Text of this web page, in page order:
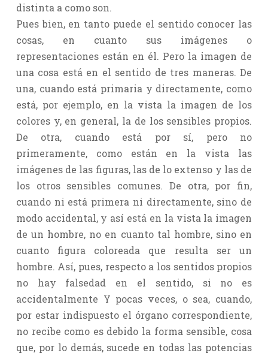
distinta a como son.
Pues bien, en tanto puede el sentido conocer las
cosas, en cuanto sus imágenes o
representaciones están en él. Pero la imagen de
una cosa está en el sentido de tres maneras. De
una, cuando está primaria y directamente, como
está, por ejemplo, en la vista la imagen de los
colores y, en general, la de los sensibles propios.
De otra, cuando está por sí, pero no
primeramente, como están en la vista las
imágenes de las figuras, las de lo extenso y las de
los otros sensibles comunes. De otra, por fin,
cuando ni está primera ni directamente, sino de
modo accidental, y así está en la vista la imagen
de un hombre, no en cuanto tal hombre, sino en
cuanto figura coloreada que resulta ser un
hombre. Así, pues, respecto a los sentidos propios
no hay falsedad en el sentido, si no es
accidentalmente Y pocas veces, o sea, cuando,
por estar indispuesto el órgano correspondiente,
no recibe como es debido la forma sensible, cosa
que, por lo demás, sucede en todas las potencias